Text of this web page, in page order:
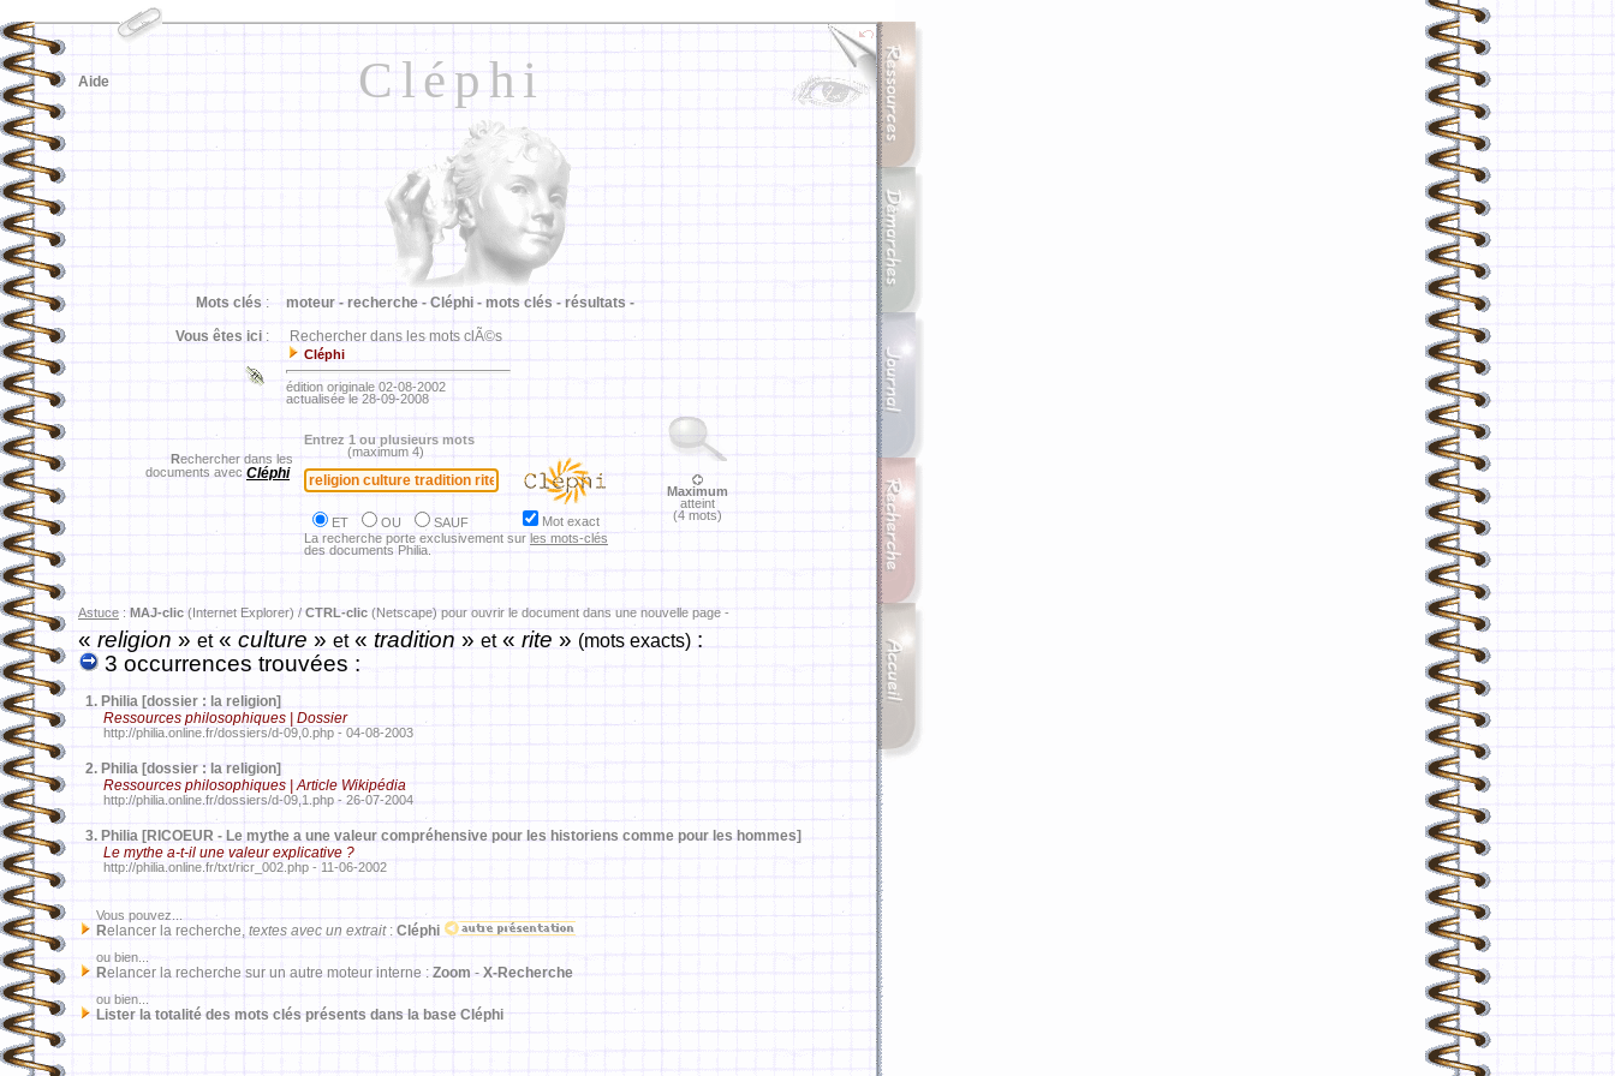
Cléphi
Aide
Mots clés : moteur - recherche - Cléphi - mots clés - résultats -
Vous êtes ici : Rechercher dans les mots clÃ©s
Cléphi
édition originale 02-08-2002
actualisée le 28-09-2008
Rechercher dans les
documents avec Cléphi
Entrez 1 ou plusieurs mots
(maximum 4)
ET OU SAUF
Mot exact
La recherche porte exclusivement sur les mots-clés
des documents Philia.
Maximum
atteint
(4 mots)
Astuce : MAJ-clic (Internet Explorer) / CTRL-clic (Netscape) pour ouvrir le document dans une nouvelle page -
«religion» et« culture » et« tradition » et« rite » (mots exacts) :
3 occurrences trouvées :
1. Philia [dossier : la religion]
Ressources philosophiques | Dossier
http://philia.online.fr/dossiers/d-09,0.php - 04-08-2003
2. Philia [dossier : la religion]
Ressources philosophiques | Article Wikipédia
http://philia.online.fr/dossiers/d-09,1.php - 26-07-2004
3. Philia [RICOEUR - Le mythe a une valeur compréhensive pour les historiens comme pour les hommes]
Le mythe a-t-il une valeur explicative ?
http://philia.online.fr/txt/ricr_002.php - 11-06-2002
Vous pouvez...
Relancer la recherche, textes avec un extrait: Cléphi
ou bien...
Relancer la recherche sur un autre moteur interne : Zoom - X-Recherche
ou bien...
Lister la totalité des mots clés présents dans la base Cléphi